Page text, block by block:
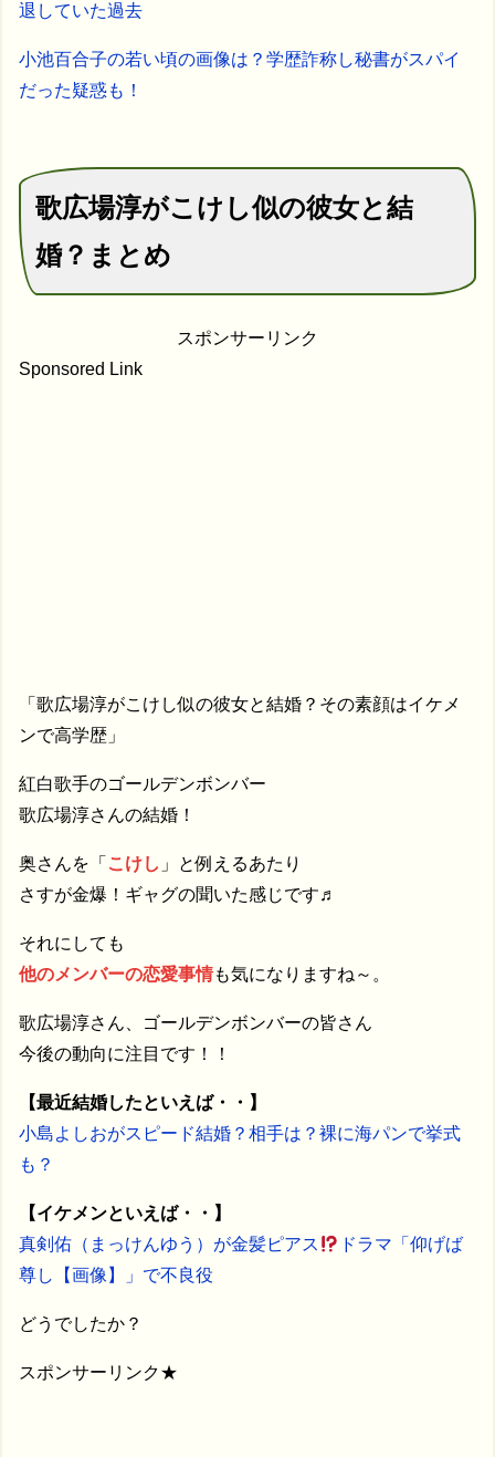
退していた過去
小池百合子の若い頃の画像は？学歴詐称し秘書がスパイ
だった疑惑も！
歌広場淳がこけし似の彼女と結
婚？まとめ
スポンサーリンク
Sponsored Link
「歌広場淳がこけし似の彼女と結婚？その素顔はイケメ
ンで高学歴」
紅白歌手のゴールデンボンバー
歌広場淳さんの結婚！
奥さんを「 こけし 」と例えるあたり
さすが金爆！ギャグの聞いた感じです♬
それにしても
他のメンバーの恋愛事情も気になりますね～。
歌広場淳さん、ゴールデンボンバーの皆さん
今後の動向に注目です！！
【最近結婚したといえば・・】
小島よしおがスピード結婚？相手は？裸に海パンで挙式
も？
【イケメンといえば・・】
真剣佑（まっけんゆう）が金髪ピアス
ドラマ「仰げば
尊し【画像】」で不良役
どうでしたか？
スポンサーリンク★